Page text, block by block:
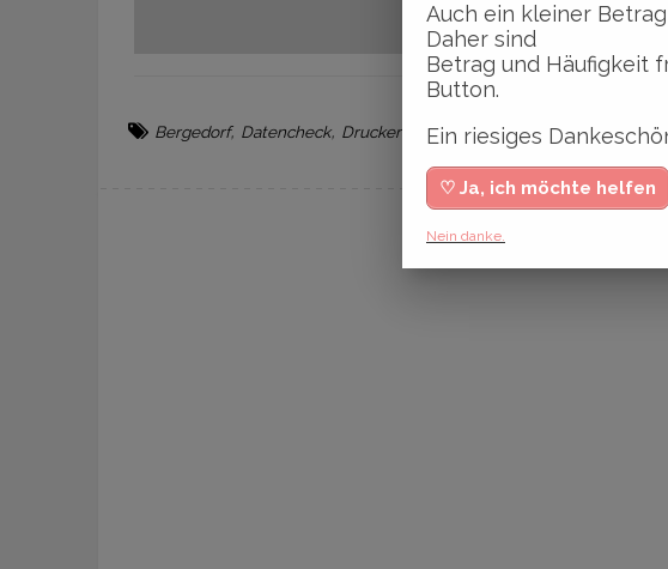
Bergedorf, Datencheck, Druckerei Druckqualität,Flyer,Köln,
Auch ein kleiner
Daher sind
Betrag und Häufigkeit
Button.
Ein riesiges
♡ Ja, ich möchte helfen
Nein danke.